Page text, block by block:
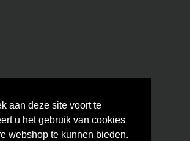
aan deze site voort te
u het gebruik van cookies
webshop te kunnen bieden.